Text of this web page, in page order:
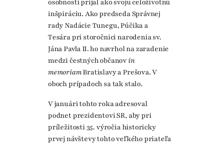
osobnosti prijal ako svoju celoživotnú
inšpiráciu. Ako predseda Správnej
rady Nadácie Tunegu, Púčika a
Tesára pri storočnici narodenia sv.
Jána Pavla II. ho navrhol na zaradenie
medzi čestných občanovin
memoriamBratislavy a Prešova. V
oboch prípadoch sa tak stalo.
V januári tohto roka adresoval
podnet prezidentovi SR, aby pri
príležitosti 35. výročia historicky
prvej návštevy tohto veľkého priateľa